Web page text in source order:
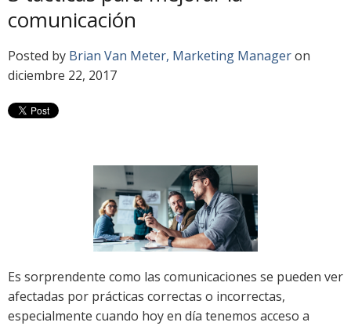
comunicación
Posted by Brian Van Meter, Marketing Manageron
diciembre 22, 2017
Es sorprendente como las comunicaciones se pueden ver
afectadas por prácticas correctas o incorrectas,
especialmente cuando hoy en día tenemos acceso a